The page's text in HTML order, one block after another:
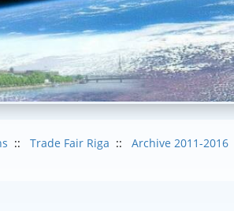
:: Trade Fair Riga :: Archive 2011-2016